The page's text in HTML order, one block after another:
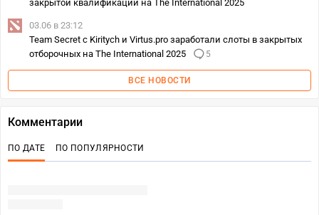
закрытой квалификации на The International 2025
03.06 в 23:12
Team Secret c Kiritych и Virtus.pro заработали слоты в закрытых
отборочных на The International 2025
5
ВСЕ НОВОСТИ
Комментарии
ПО ДАТЕ ПО ПОПУЛЯРНОСТИ